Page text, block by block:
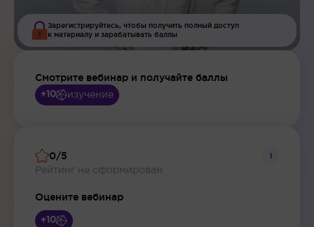
Зарегистрируйтесь, чтобы получить полный доступ
к материалу и зарабатывать баллы
Смотрите вебинар и получайте баллы
+10 изучение
0/5
Рейтинг не сформирован
i
Оцените вебинар
+10